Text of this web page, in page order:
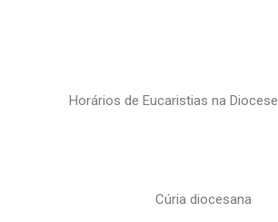
Horários de Eucaristias na
Cúria diocesana